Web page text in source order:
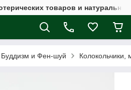
товаров и
Буддизм и Фен-шуй Колокольчики,